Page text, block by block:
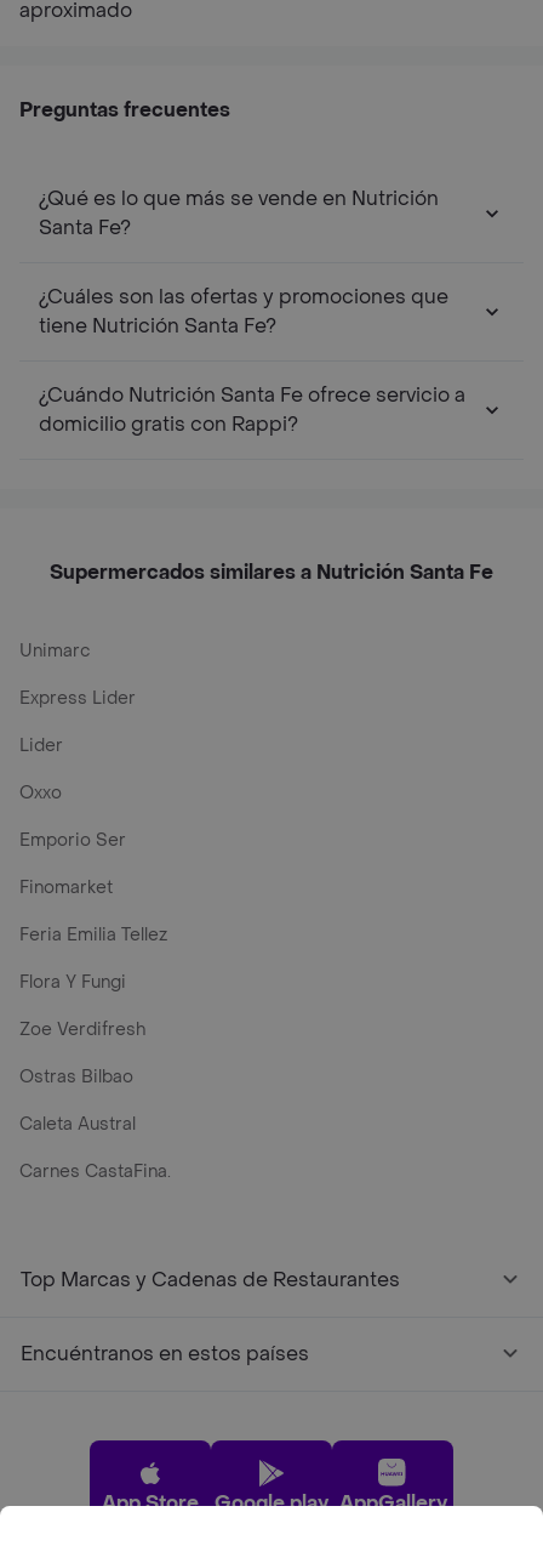
aproximado
Preguntas frecuentes
¿Qué es lo que más se vende en Nutrición
Santa Fe?
¿Cuáles son las ofertas y promociones que
tiene Nutrición Santa Fe?
¿Cuándo Nutrición Santa Fe ofrece servicio a
domicilio gratis con Rappi?
Supermercados similares a Nutrición Santa Fe
Unimarc
Express Lider
Lider
Oxxo
Emporio Ser
Finomarket
Feria Emilia Tellez
Flora Y Fungi
Zoe Verdifresh
Ostras Bilbao
Caleta Austral
Carnes CastaFina.
Top Marcas y Cadenas de Restaurantes
Encuéntranos en estos países
App Store Google play AppGallery